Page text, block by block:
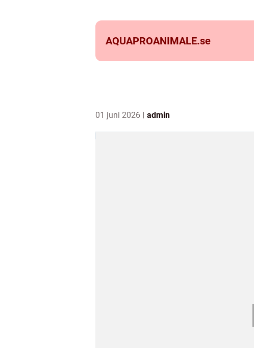
AQUAPROANIMALE.se
01 juni 2026 admin